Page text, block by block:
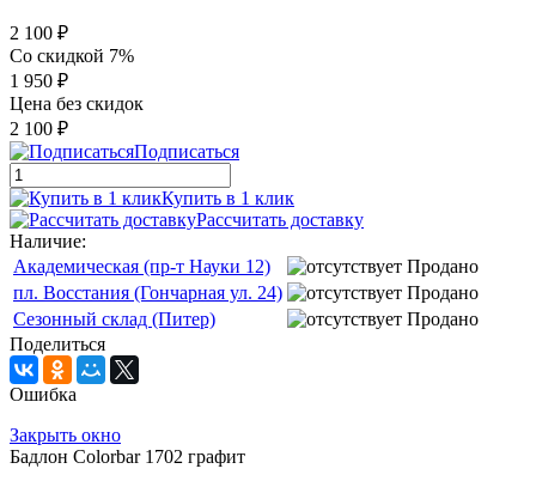
2 100 ₽
Со скидкой 7%
1 950 ₽
Цена без скидок
2 100 ₽
Подписаться
Купить в 1 клик
Рассчитать доставку
Наличие:
Академическая (пр-т Науки 12)
Продано
пл. Восстания (Гончарная ул. 24)
Продано
Сезонный склад (Питер)
Продано
Поделиться
Ошибка
Закрыть окно
Бадлон Colorbar 1702 графит